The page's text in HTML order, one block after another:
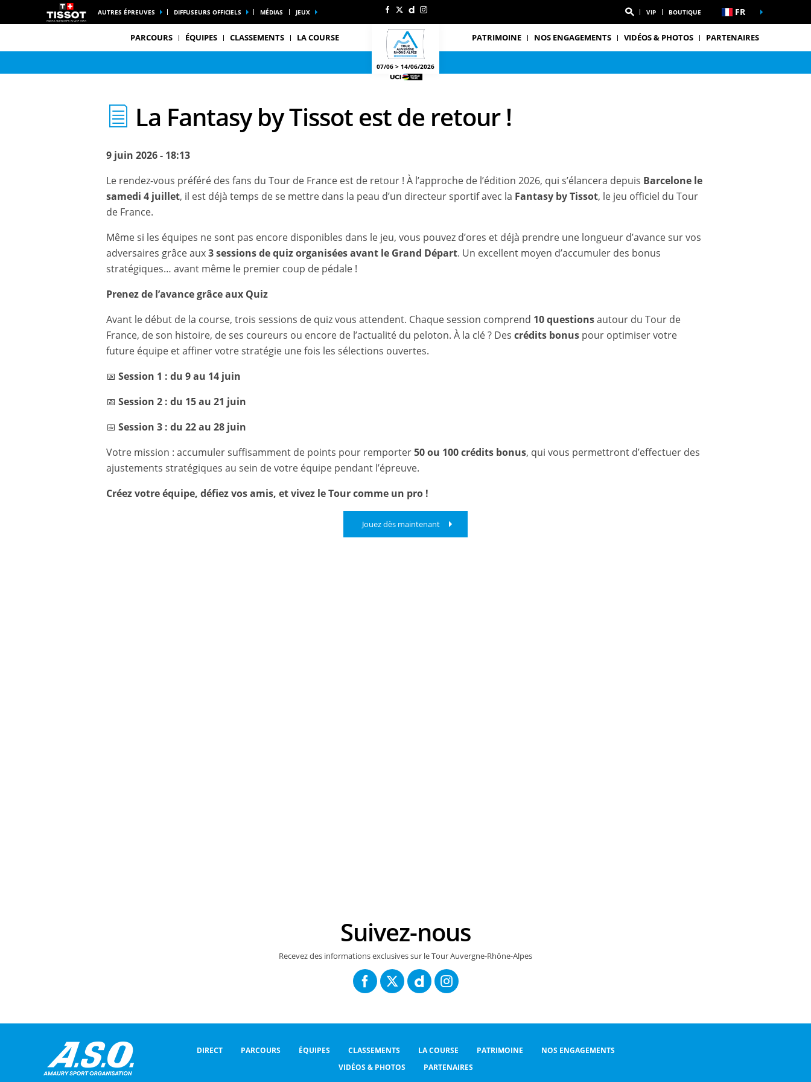
AUTRES ÉPREUVES DIFFUSEURS OFFICIELS MÉDIAS JEUX VIP BOUTIQUE FR
PARCOURS ÉQUIPES CLASSEMENTS LA COURSE
07/06 > 14/06/2026
PATRIMOINE NOS ENGAGEMENTS VIDÉOS & PHOTOS PARTENAIRES
La Fantasy by Tissot est de retour !
9 juin 2026 - 18:13
Le rendez-vous préféré des fans du Tour de France est de retour ! À l’approche de l’édition 2026, qui s’élancera depuis Barcelone le
samedi 4 juillet, il est déjà temps de se mettre dans la peau d’un directeur sportif avec la Fantasy by Tissot, le jeu officiel du Tour
de France.
Même si les équipes ne sont pas encore disponibles dans le jeu, vous pouvez d’ores et déjà prendre une longueur d’avance sur vos
adversaires grâce aux3 sessions de quiz organisées avant le Grand Départ. Un excellent moyen d’accumuler des bonus
stratégiques… avant même le premier coup de pédale !
Prenez de l’avance grâce aux Quiz
Avant le début de la course, trois sessions de quiz vous attendent. Chaque session comprend 10 questionsautour du Tour de
France, de son histoire, de ses coureurs ou encore de l’actualité du peloton. À la clé ? Des crédits bonus pour optimiser votre
future équipe et affiner votre stratégie une fois les sélections ouvertes.
📅 Session 1 : du 9 au 14 juin
📅 Session 2 : du 15 au 21 juin
📅 Session 3 : du 22 au 28 juin
Votre mission : accumuler suffisamment de points pour remporter50 ou 100 crédits bonus, qui vous permettront d’effectuer des
ajustements stratégiques au sein de votre équipe pendant l’épreuve.
Créez votre équipe, défiez vos amis, et vivez le Tour comme un pro !
Jouez dès maintenant
Suivez-nous
Recevez des informations exclusives sur le Tour Auvergne-Rhône-Alpes
DIRECT PARCOURS ÉQUIPES CLASSEMENTS LA COURSE PATRIMOINE
NOS ENGAGEMENTS
VIDÉOS & PHOTOS
PARTENAIRES